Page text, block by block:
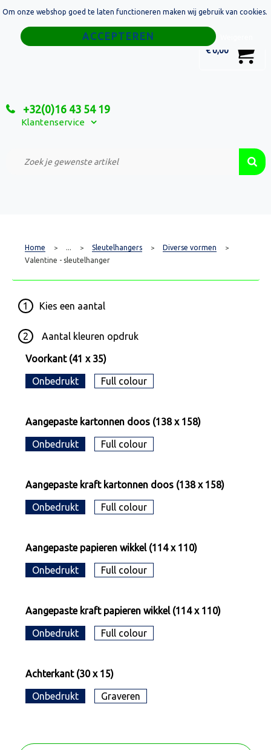
€ 0,00
+32(0)16 43 54 19
Klantenservice
Home
Relatiegeschenken
Custom Made Projecten
Home > ... > Sleutelhangers > Diverse vormen >
Valentine - sleutelhanger
1 Kies een aantal
2 Aantal kleuren opdruk
Voorkant (41 x 35)
Onbedrukt Full colour
Aangepaste kartonnen doos (138 x 158)
Onbedrukt Full colour
Aangepaste kraft kartonnen doos (138 x 158)
Onbedrukt Full colour
Aangepaste papieren wikkel (114 x 110)
Onbedrukt Full colour
Aangepaste kraft papieren wikkel (114 x 110)
Onbedrukt Full colour
Achterkant (30 x 15)
Onbedrukt Graveren
Om onze webshop goed te laten functioneren maken wij gebruik van cookies.